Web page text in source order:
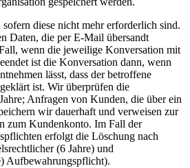
diese nicht mehr erforderlich sind.
Daten, die per E-Mail übersandt
wenn die jeweilige Konversation mit
ist die Konversation dann, wenn
lässt, dass der betroffene
ist. Wir überprüfen die
Anfragen von Kunden, die über ein
wir dauerhaft und verweisen zur
zum Kundenkonto. Im Fall der
erfolgt die Löschung nach
(6 Jahre) und
Aufbewahrungspflicht).